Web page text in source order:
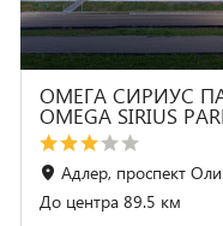
ОМЕГА СИРИУС
OMEGA SIRIUS
Адлер, проспект
До центра 89.5 км